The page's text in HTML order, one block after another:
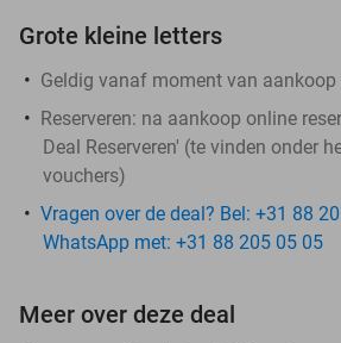
Grote kleine letters
Geldig vanaf moment van
Reserveren: na aankoop online
Deal Reserveren' (te vinden onder
vouchers)
Vragen over de deal? Bel: +31 88
WhatsApp met: +31 88 205 05 05
Meer over deze deal